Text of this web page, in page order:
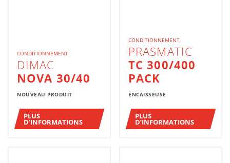
CONDITIONNEMENT
DIMAC
NOVA 30/40
NOUVEAU PRODUIT
PLUS
D’INFORMATIONS
CONDITIONNEMENT
PRASMATIC
TC 300/400
PACK
ENCAISSEUSE
PLUS
D’INFORMATIONS